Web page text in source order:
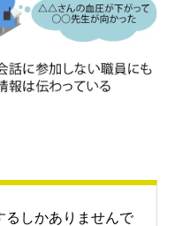
るしかありませんで